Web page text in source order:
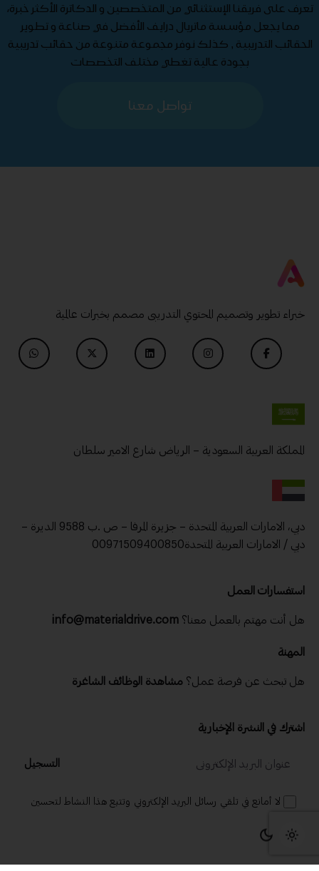
تعرف على فريقنا الإستثنائي من المتخصصين و الدكاترة الأكثر خبرة،
مما يجعل مؤسسة ماتريال درايف الأفضل في صناعة و تطوير
الحقائب التدريبية , كذلك نوفر مجموعة متنوعة من حقائب تدريبية
بجودة عالية تغطي مختلف التخصصات
تواصل معنا
خبراء تطوير وتصميم المحتوي التدريبى مصمم بخبرات عالمية
المملكة العربية السعودية – الرياض شارع الامير سلطان
دبي، الامارات العربية المتحدة – جزيرة المرفا – ص .ب 9588 الديرة –
دبي / الامارات العربية المتحدة00971509400850
استفسارات العمل
هل أنت مهتم بالعمل معنا؟ info@materialdrive.com
المهنة
هل تبحث عن فرصة عمل؟ مشاهدة الوظائف الشاغرة
اشترك في النشرة الإخبارية
التسجيل
لا أمانع في تلقي رسائل البريد الإلكتروني وتتبع هذا النشاط لتحسين